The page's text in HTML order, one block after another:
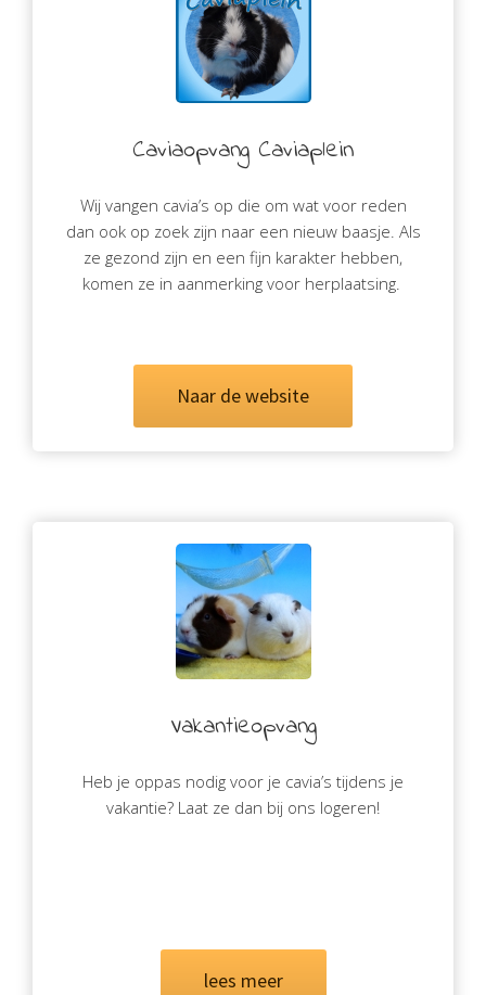
Caviaopvang Caviaplein
Wij vangen cavia’s op die om wat voor reden
dan ook op zoek zijn naar een nieuw baasje. Als
ze gezond zijn en een fijn karakter hebben,
komen ze in aanmerking voor herplaatsing.
Naar de website
Vakantieopvang
Heb je oppas nodig voor je cavia’s tijdens je
vakantie? Laat ze dan bij ons logeren!
lees meer